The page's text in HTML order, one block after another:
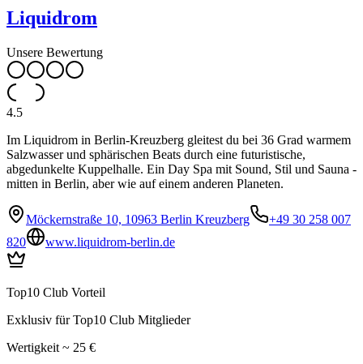
Liquidrom
Unsere Bewertung
4.5
Im Liquidrom in Berlin-Kreuzberg gleitest du bei 36 Grad warmem
Salzwasser und sphärischen Beats durch eine futuristische,
abgedunkelte Kuppelhalle. Ein Day Spa mit Sound, Stil und Sauna -
mitten in Berlin, aber wie auf einem anderen Planeten.
Möckernstraße 10, 10963 Berlin Kreuzberg
+49 30 258 007
820
www.liquidrom-berlin.de
Top10 Club Vorteil
Exklusiv für Top10 Club Mitglieder
Wertigkeit ~ 25 €